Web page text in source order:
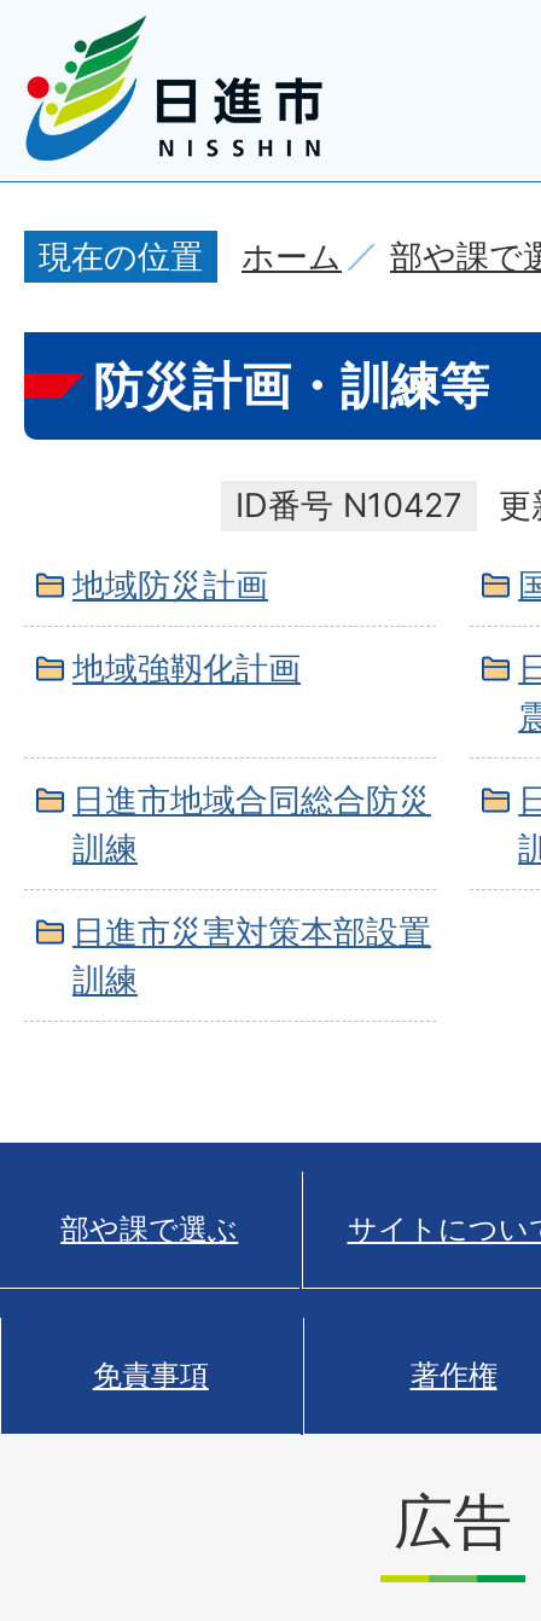
現在の位置 ホーム 部や課で
防災計画・訓練等
ID番号 N10427
更
地域防災計画
地域強靱化計画
日進市地域合同総合防災
訓練
日進市災害対策本部設置
訓練
部や課で選ぶ サイトについ
免責事項 著作権
広告